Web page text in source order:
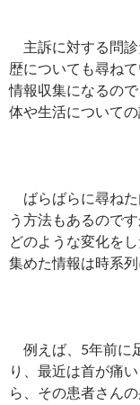
主訴に対する問診
歴についても尋ね
情報収集になるの
体や生活について
ばらばらに尋ねた
う方法もあるので
どのような変化を
集めた情報は時系
例えば、5年前に
り、最近は首が痛
ら、その患者さん